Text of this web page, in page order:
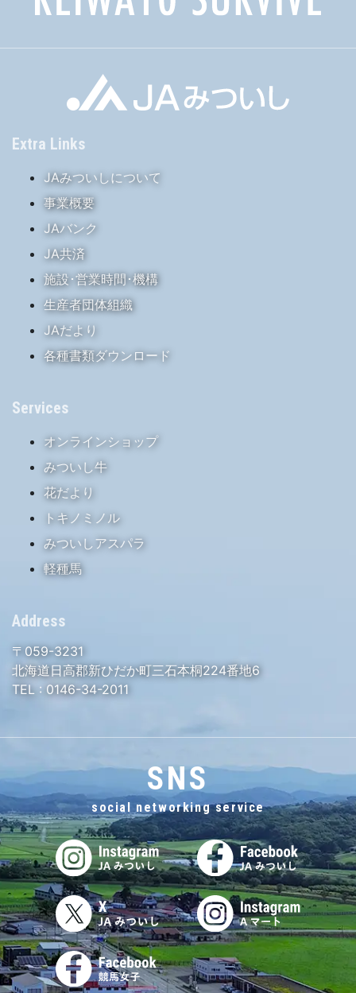
Extra Links
JAみついしについて
事業概要
JAバンク
JA共済
施設･営業時間･機構
生産者団体組織
JAだより
各種書類ダウンロード
Services
オンラインショップ
みついし牛
花だより
トキノミノル
みついしアスパラ
軽種馬
Address
〒059-3231
北海道日高郡新ひだか町三石本桐224番地6
TEL : 0146-34-2011
SNS
social networking service